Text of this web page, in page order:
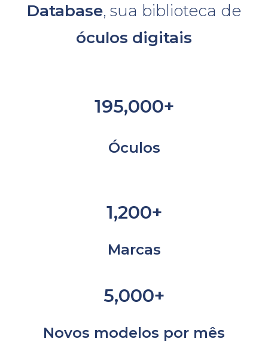
Database, sua biblioteca de
óculos digitais
195,000+
Óculos
1,200+
Marcas
5,000+
Novos modelos por mês